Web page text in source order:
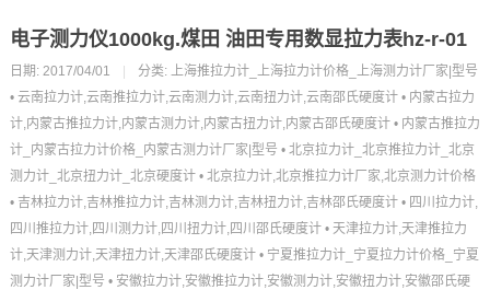
电子测力仪1000kg.煤田 油田专用数显拉力表hz-r-01
日期: 2017/04/01 | 分类:
上海推拉力计_上海拉力计价格_上海测力计厂家|型号
• 云南拉力计,云南推拉力计,云南测力计,云南扭力计,云南邵氏硬度计• 内蒙古拉力
计,内蒙古推拉力计,内蒙古测力计,内蒙古扭力计,内蒙古邵氏硬度计• 内蒙古推拉力
计_内蒙古拉力计价格_内蒙古测力计厂家|型号 • 北京拉力计_北京推拉力计_北京
测力计_北京扭力计_北京硬度计• 北京拉力计,北京推拉力计厂家,北京测力计价格
• 吉林拉力计,吉林推拉力计,吉林测力计,吉林扭力计,吉林邵氏硬度计• 四川拉力计,
四川推拉力计,四川测力计,四川扭力计,四川邵氏硬度计• 天津拉力计,天津推拉力
计,天津测力计,天津扭力计,天津邵氏硬度计• 宁夏推拉力计_宁夏拉力计价格_宁夏
测力计厂家|型号 • 安徽拉力计,安徽推拉力计,安徽测力计,安徽扭力计,安徽邵氏硬